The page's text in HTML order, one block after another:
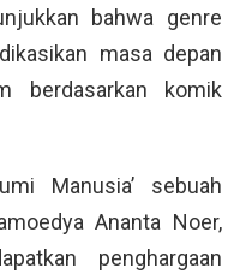
bahwa genre
masa depan
berdasarkan komik
Manusia’ sebuah
Ananta Noer,
penghargaan